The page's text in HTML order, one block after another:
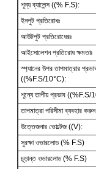
শূন্য ব্যালেন্স ((% F.S):
ইনপুট প্রতিরোধঃ
আউটপুট প্রতিরোধেরঃ
আইসোলেশন প্রতিরোধ ক্ষমতাঃ
স্প্যানের উপর তাপমাত্রার
((%F.S/10°C):
শূন্যে তাপীয় প্রভাব ((%F.S/
তাপমাত্রা পরিসীমা ব্যবহার
উত্তেজনার ভোল্টেজ ((V):
সুরক্ষা ওভারলোড (% F.S)
চূড়ান্ত ওভারলোড (% F.S)